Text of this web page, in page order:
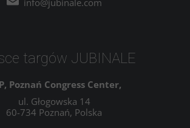
info@jubinale.com
targów JUBINALE
Poznań Congress Center,
ul. Głogowska 14
60-734 Poznań, Polska